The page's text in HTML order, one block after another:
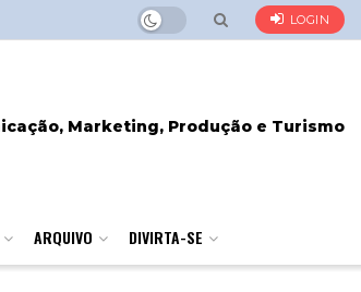
LOGIN
ARQUIVO DIVIRTA-SE